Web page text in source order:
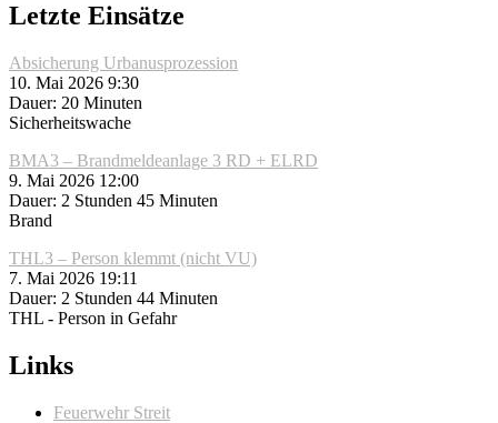
Letzte Einsätze
Absicherung Urbanusprozession
10. Mai 2026 9:30
Dauer: 20 Minuten
Sicherheitswache
BMA3 – Brandmeldeanlage 3 RD + ELRD
9. Mai 2026 12:00
Dauer: 2 Stunden 45 Minuten
Brand
THL3 – Person klemmt (nicht VU)
7. Mai 2026 19:11
Dauer: 2 Stunden 44 Minuten
THL - Person in Gefahr
Links
Feuerwehr Streit